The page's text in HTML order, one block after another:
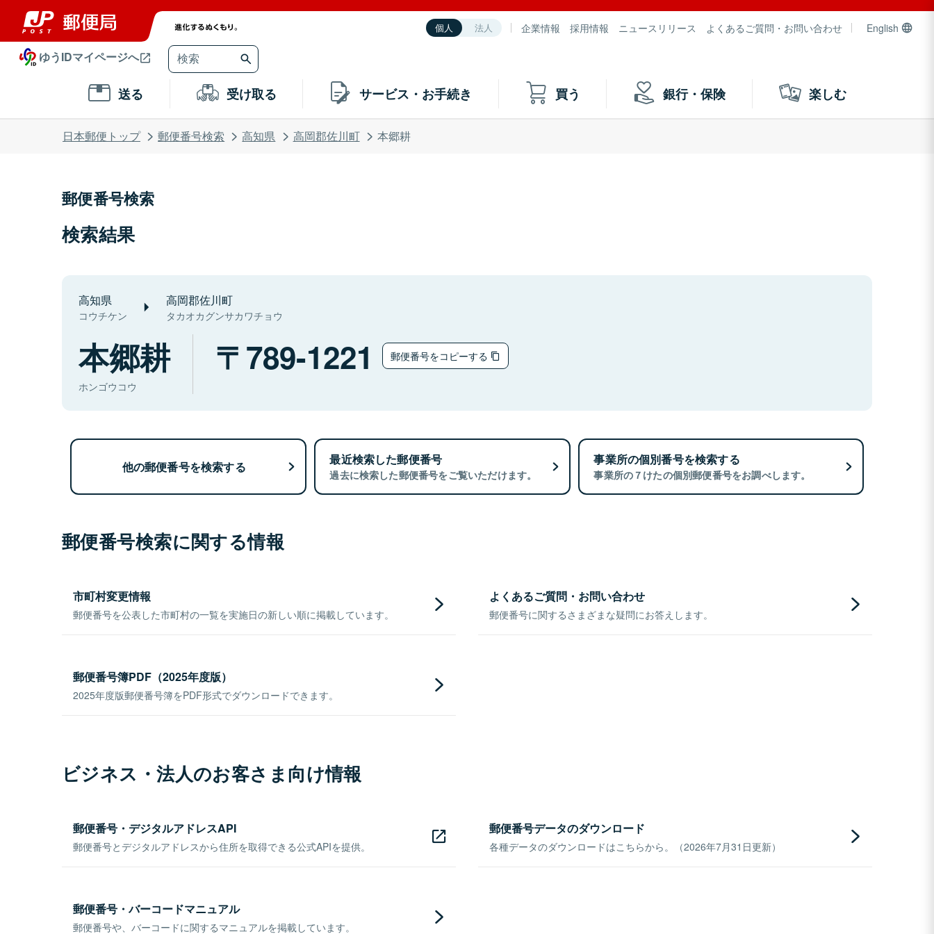
個人 法人 企業情報 採用情報 ニュースリリース よくあるご質問・お問い合わせ English
ゆうIDマイページへ
送る 受け取る サービス・お手続き 買う 銀行・保険 楽しむ
日本郵便トップ 郵便番号検索 高知県 高岡郡佐川町 本郷耕
郵便番号検索
検索結果
高知県
コウチケン
高岡郡佐川町
タカオカグンサカワチョウ
本郷耕
ホンゴウコウ
789-1221 郵便番号をコピーする
他の郵便番号を検索する 最近検索した郵便番号
過去に検索した郵便番号をご覧いただけます。
事業所の個別番号を検索する
事業所の７けたの個別郵便番号をお調べします。
郵便番号検索に関する情報
市町村変更情報
郵便番号を公表した市町村の一覧を実施日の新しい順に掲載しています。
よくあるご質問・お問い合わせ
郵便番号に関するさまざまな疑問にお答えします。
郵便番号簿PDF（2025年度版）
2025年度版郵便番号簿をPDF形式でダウンロードできます。
ビジネス・法人のお客さま向け情報
郵便番号・デジタルアドレスAPI
郵便番号とデジタルアドレスから住所を取得できる公式APIを提供。
郵便番号データのダウンロード
各種データのダウンロードはこちらから。（2026年7月31日更新）
郵便番号・バーコードマニュアル
郵便番号や、バーコードに関するマニュアルを掲載しています。